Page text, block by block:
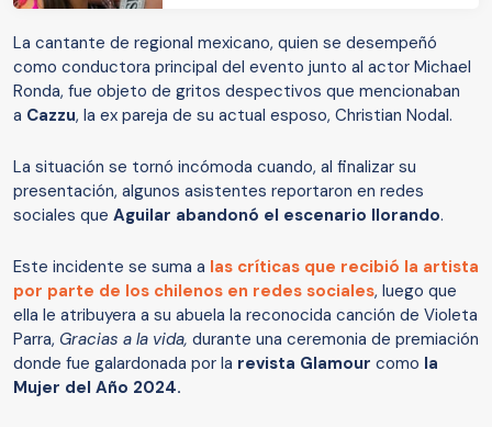
La cantante de regional mexicano, quien se desempeñó
como conductora principal del evento junto al actor Michael
Ronda, fue objeto de gritos despectivos que mencionaban
a Cazzu, la ex pareja de su actual esposo, Christian Nodal.
La situación se tornó incómoda cuando, al finalizar su
presentación, algunos asistentes reportaron en redes
sociales que Aguilar abandonó el escenario llorando.
Este incidente se suma a las críticas que recibió la artista
por parte de los chilenos en redes sociales, luego que
ella le atribuyera a su abuela la reconocida canción de Violeta
Parra, Gracias a la vida, durante una ceremonia de premiación
donde fue galardonada por la revista Glamour como la
Mujer del Año 2024.